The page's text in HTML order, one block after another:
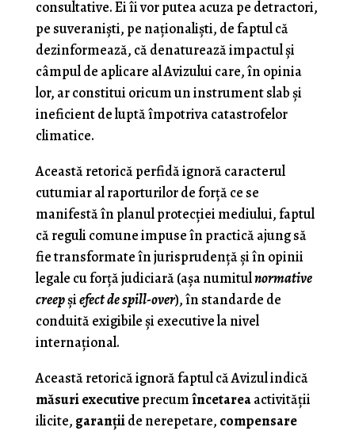
consultative. Ei îi vor putea acuza pe detractori,
pe suveranişti, pe naţionalişti, de faptul că
dezinformează, că denaturează impactul şi
câmpul de aplicare al Avizului care, în opinia
lor, ar constitui oricum un instrument slab şi
ineficient de luptă împotriva catastrofelor
climatice.
Această retorică perfidă ignoră caracterul
cutumiar al raporturilor de forţă ce se
manifestă în planul protecţiei mediului, faptul
că reguli comune impuse în practică ajung să
fie transformate în jurisprudenţă şi în opinii
legale cu forţă judiciară (aşa numitulnormative
creepşiefect de spill-over), în standarde de
conduită exigibile şi executive la nivel
internaţional.
Această retorică ignoră faptul că Avizul indică
măsuri executiveprecumîncetareaactivităţii
ilicite, garanțiide nerepetare, compensare